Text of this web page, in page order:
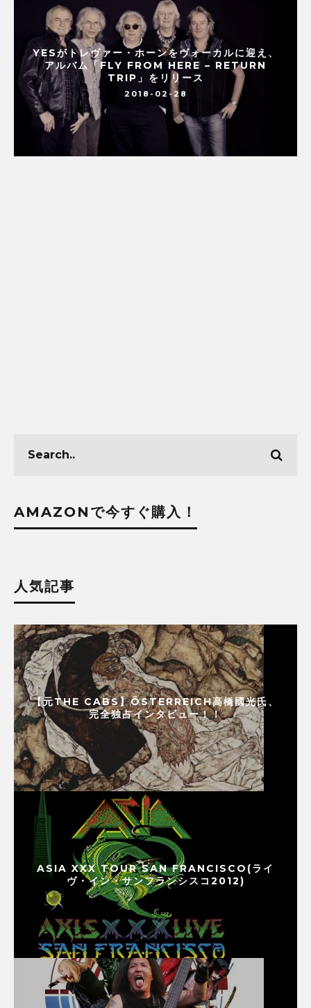
YESがトレヴァー・ホーンをヴォーカルに迎え、
アルバム「FLY FROM HERE – RETURN
TRIP」をリリース
2018-02-28
AMAZONで今すぐ購入！
人気記事
【元THE CABS】ÖSTERREICH高橋國光氏、
完全独占インタビュー！！
ASIA XXX TOUR SAN FRANCISCO(ライ
ヴ・イン・サンフランシスコ2012)